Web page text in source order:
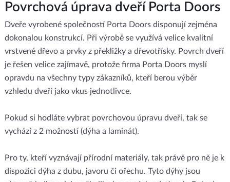
Povrchová úprava dveří Porta Doors
Dveře vyrobené společností Porta Doors disponují zejména
dokonalou konstrukcí. Při výrobě se využívá velice kvalitní
vrstvené dřevo a prvky z překližky a dřevotřísky. Povrch dveří
je řešen velice zajímavě, protože firma Porta Doors myslí
opravdu na všechny typy zákazníků, kteří berou výběr
vzhledu dveří jako vkus jednotlivce.
Pokud si hodláte vybrat povrchovou úpravu dveří, tak se
vychází z 2 možností (dýha a laminát).
Pro ty, kteří vyznávají přírodní materiály, tak právě pro ně je k
dispozici dýha z dubu, javoru či ořechu. Tyto dýhy jsou